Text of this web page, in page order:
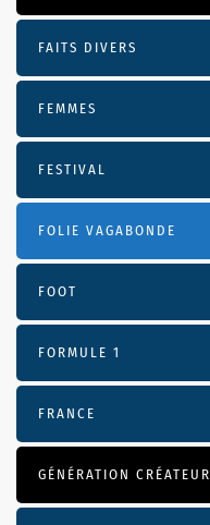
FAITS DIVERS
FEMMES
FESTIVAL
FOLIE VAGABONDE
FOOT
FORMULE 1
FRANCE
GÉNÉRATION CRÉATEUR